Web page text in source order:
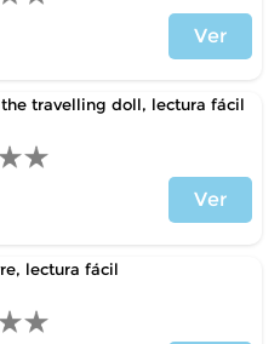
Ver
travelling doll, lectura fácil
Ver
lectura fácil